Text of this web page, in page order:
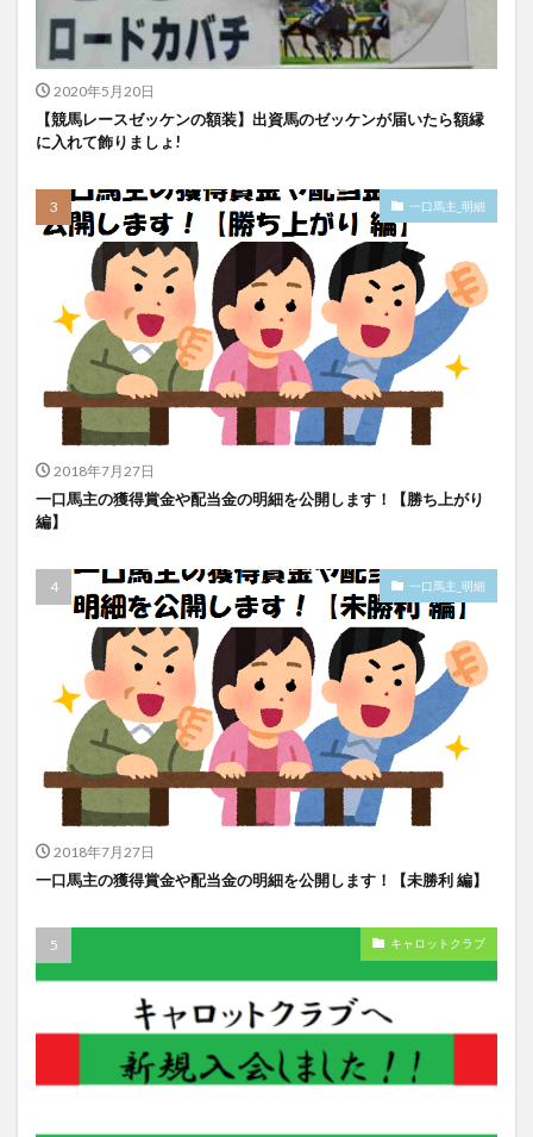
2020年5月20日
【競馬レースゼッケンの額装】出資馬のゼッケンが届いたら額縁
に入れて飾りましょ!
一口馬主_明細
2018年7月27日
一口馬主の獲得賞金や配当金の明細を公開します！【勝ち上がり
編】
一口馬主_明細
2018年7月27日
一口馬主の獲得賞金や配当金の明細を公開します！【未勝利 編】
キャロットクラブ